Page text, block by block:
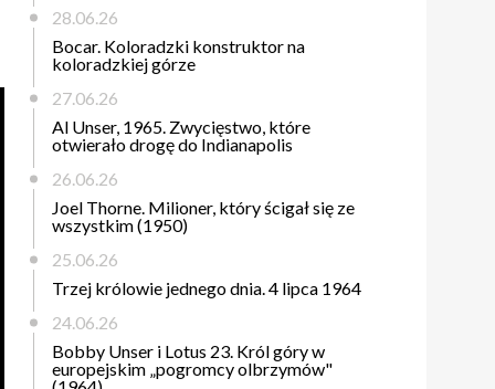
28.06.26
Bocar. Koloradzki konstruktor na
koloradzkiej górze
27.06.26
Al Unser, 1965. Zwycięstwo, które
otwierało drogę do Indianapolis
26.06.26
Joel Thorne. Milioner, który ścigał się ze
wszystkim (1950)
25.06.26
Trzej królowie jednego dnia. 4 lipca 1964
24.06.26
Bobby Unser i Lotus 23. Król góry w
europejskim „pogromcy olbrzymów"